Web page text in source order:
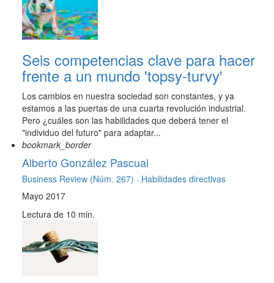
Seis competencias clave para hacer
frente a un mundo 'topsy-turvy'
Los cambios en nuestra sociedad son constantes, y ya
estamos a las puertas de una cuarta revolución industrial.
Pero ¿cuáles son las habilidades que deberá tener el
"individuo del futuro" para adaptar...
bookmark_border
Alberto González Pascual
Business Review (Núm. 267) · Habilidades directivas
Mayo 2017
Lectura de 10 min.